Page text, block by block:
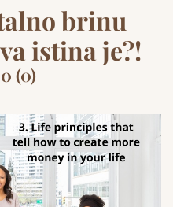
brinu
istina je?!
0 (0)